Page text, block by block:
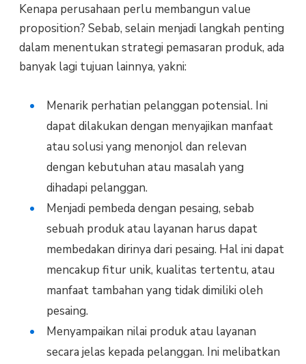
Kenapa perusahaan perlu membangun value
proposition? Sebab, selain menjadi langkah penting
dalam menentukan strategi pemasaran produk, ada
banyak lagi tujuan lainnya, yakni:
Menarik perhatian pelanggan potensial. Ini
dapat dilakukan dengan menyajikan manfaat
atau solusi yang menonjol dan relevan
dengan kebutuhan atau masalah yang
dihadapi pelanggan.
Menjadi pembeda dengan pesaing, sebab
sebuah produk atau layanan harus dapat
membedakan dirinya dari pesaing. Hal ini dapat
mencakup fitur unik, kualitas tertentu, atau
manfaat tambahan yang tidak dimiliki oleh
pesaing.
Menyampaikan nilai produk atau layanan
secara jelas kepada pelanggan. Ini melibatkan